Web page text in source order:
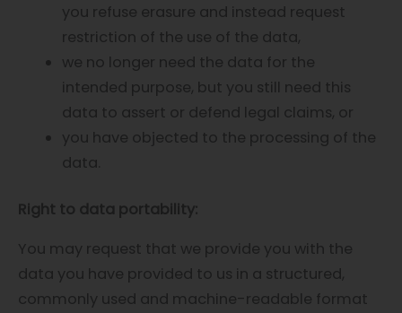
you refuse erasure and instead request
restriction of the use of the data,
we no longer need the data for the
intended purpose, but you still need this
data to assert or defend legal claims, or
you have objected to the processing of the
data.
Right to data portability:
You may request that we provide you with the
data you have provided to us in a structured,
commonly used and machine-readable format